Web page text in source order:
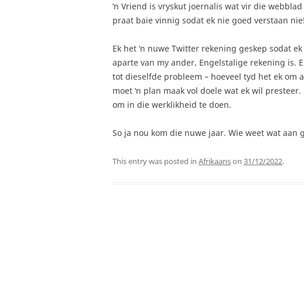
‘n Vriend is vryskut joernalis wat vir die
praat baie vinnig sodat ek nie goed verstaan nie!
Ek het ‘n nuwe Twitter rekening geskep sodat
aparte van my ander, Engelstalige rekening is.
tot dieselfde probleem – hoeveel tyd het ek om
moet ‘n plan maak vol doele wat ek wil
om in die werklikheid te doen.
So ja nou kom die nuwe jaar. Wie weet wat aan
This entry was posted in Afrikaanson 31/12/2022.